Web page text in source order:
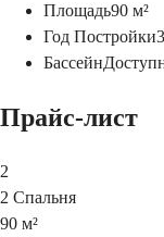
Площадь90 м²
Год Постройки
Бассейн
Прайс-лист
2
2 Спальня
90 м²